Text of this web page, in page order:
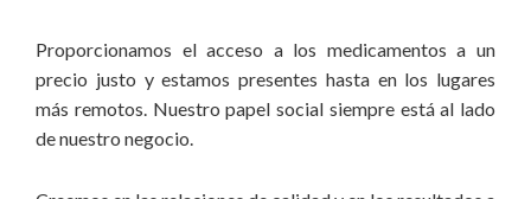
Proporcionamos el acceso a los medicamentos a un
precio justo y estamos presentes hasta en los lugares
más remotos. Nuestro papel social siempre está al lado
de nuestro negocio.